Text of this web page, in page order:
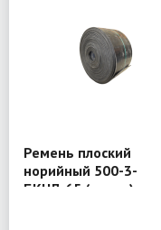
Ремень плоский
норийный 500-3-
БКНЛ-65 (товар)